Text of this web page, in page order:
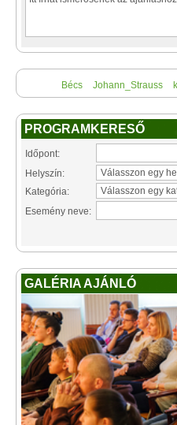
Bécs Johann_Strauss
PROGRAMKERESŐ
Időpont:
Helyszín:
Kategória:
Esemény neve:
GALÉRIA AJÁNLÓ